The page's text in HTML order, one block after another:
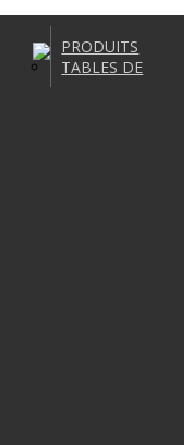
PRODUITS
TABLES DE